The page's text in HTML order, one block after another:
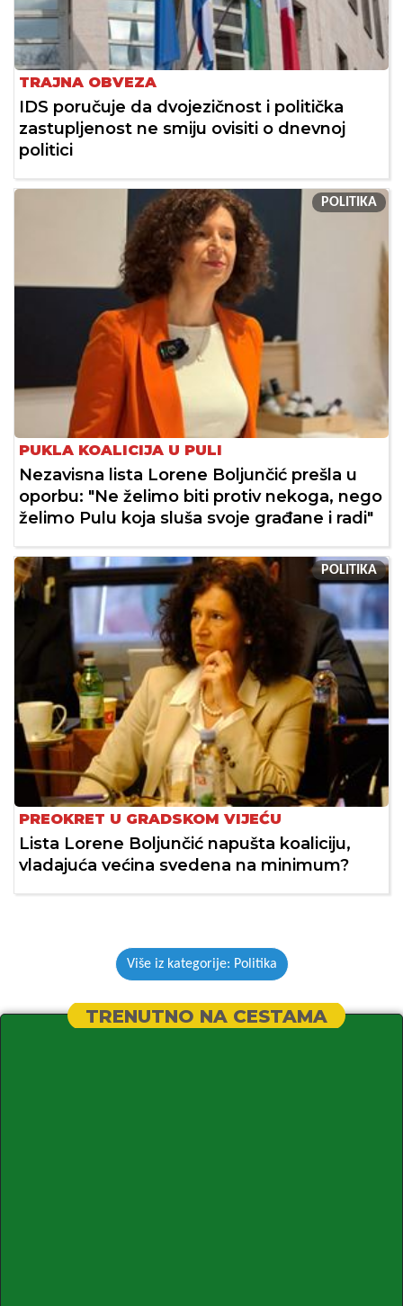
TRAJNA OBVEZA
IDS poručuje da dvojezičnost i politička
zastupljenost ne smiju ovisiti o dnevnoj
politici
POLITIKA
PUKLA KOALICIJA U PULI
Nezavisna lista Lorene Boljunčić prešla u
oporbu: "Ne želimo biti protiv nekoga, nego
želimo Pulu koja sluša svoje građane i radi"
POLITIKA
PREOKRET U GRADSKOM VIJEĆU
Lista Lorene Boljunčić napušta koaliciju,
vladajuća većina svedena na minimum?
Više iz kategorije: Politika
TRENUTNO NA CESTAMA